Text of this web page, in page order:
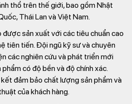
thổ trên thế giới, bao gồm Nhật
Thái Lan và Việt Nam.
được sản xuất với các tiêu chuẩn cao
tiên tiến. Đội ngũ kỹ sư và chuyên
các nghiên cứu và phát triển mới
có độ bền và độ chính xác.
đảm bảo chất lượng sản phẩm và
của khách hàng.